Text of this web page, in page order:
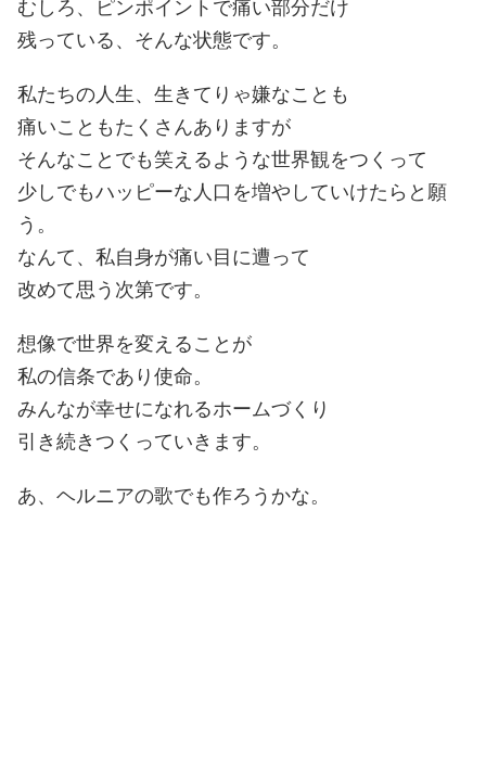
むしろ、ピンポイントで痛い部分だけ
残っている、そんな状態です。
私たちの人生、生きてりゃ嫌なことも
痛いこともたくさんありますが
そんなことでも笑えるような世界観をつくって
少しでもハッピーな人口を増やしていけたらと願
う。
なんて、私自身が痛い目に遭って
改めて思う次第です。
想像で世界を変えることが
私の信条であり使命。
みんなが幸せになれるホームづくり
引き続きつくっていきます。
あ、ヘルニアの歌でも作ろうかな。